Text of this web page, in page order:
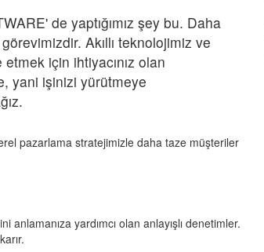
de yaptığımız şey bu. Daha
Akıllı teknolojimiz ve
için ihtiyacınız olan
yani işinizi yürütmeye
pazarlama stratejimizle daha taze müşteriler
yardımcı olan anlayışlı denetimler.